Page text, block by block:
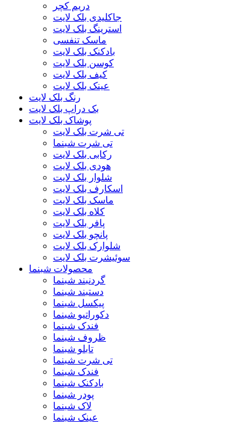
دریم کچر
جاکلیدی بلک لایت
استرینگ بلک لایت
ماسک تنفسی
بادکنک بلک لایت
کوسن بلک لایت
کیف بلک لایت
عینک بلک لایت
رنگ بلک لایت
بک دراپ بلک لایت
پوشاک بلک لایت
تی شرت بلک لایت
تی شرت شبنما
رکابی بلک لایت
هودی بلک لایت
شلوار بلک لایت
اسکارف بلک لایت
ماسک بلک لایت
کلاه بلک لایت
پافر بلک لایت
پانچو بلک لایت
شلوارک بلک لایت
سوئیشرت بلک لایت
محصولات شبنما
گردنبند شبنما
دستبند شبنما
پیکسل شبنما
دکوراتیو شبنما
فندک شبنما
ظروف شبنما
تابلو شبنما
تی شرت شبنما
فندک شبنما
بادکنک شبنما
پودر شبنما
لاک شبنما
عینک شبنما